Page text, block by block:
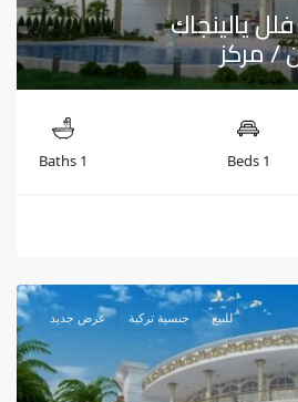
يالينجاك
/ مركز
1 Beds
1 Baths
للبيع جنسية تركية عرض جديد